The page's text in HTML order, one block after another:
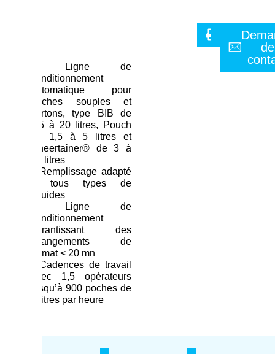
Ligne de
conditionnement
automatique pour
poches souples et
cartons, type BIB de
1,5 à 20 litres, Pouch
de 1,5 à 5 litres et
Cheertainer® de 3 à
20 litres
Remplissage adapté
à tous types de
liquides
Ligne de
conditionnement
garantissant des
changements de
format < 20 mn
Cadences de travail
avec 1,5 opérateurs
jusqu’à 900 poches de
3 litres par heure
Imprimer
Vidéo
de